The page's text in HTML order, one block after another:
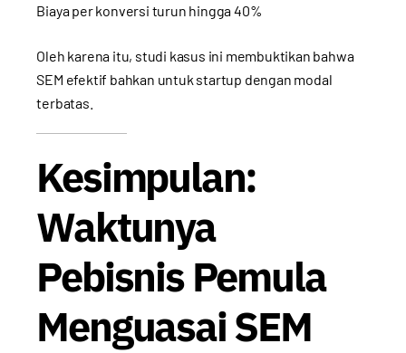
Biaya per konversi turun hingga 40%
Oleh karena itu, studi kasus ini membuktikan bahwa
SEM efektif bahkan untuk startup dengan modal
terbatas.
Kesimpulan:
Waktunya
Pebisnis Pemula
Menguasai SEM